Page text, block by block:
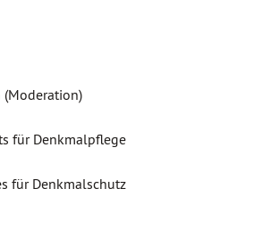
(Moderation)
für Denkmalpflege
für Denkmalschutz